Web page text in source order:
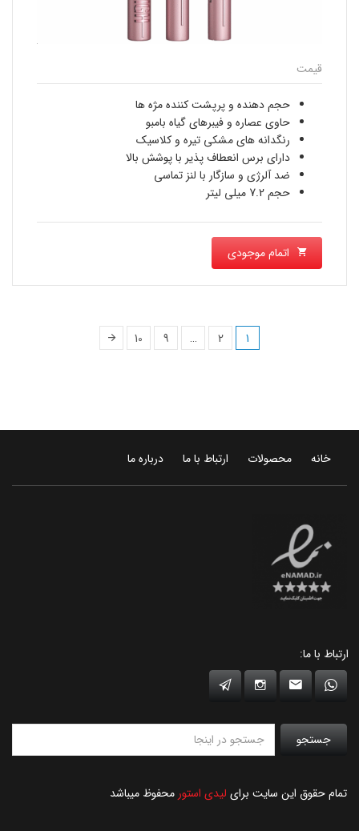
قیمت
حجم دهنده و پرپشت کننده مژه ها
حاوی عصاره و فیبرهای گیاه بامبو
رنگدانه های مشکی تیره و کلاسیک
دارای برس انعطاف پذیر با پوشش بالا
ضد آلرژی و سازگار با لنز تماسی
حجم 7.2 میلی لیتر
اتمام موجودی
1
2
…
9
10
خانه محصولات ارتباط با ما درباره ما
ارتباط با ما:
جستجو
تمام حقوق این سایت برای لیدی استور محفوظ میباشد